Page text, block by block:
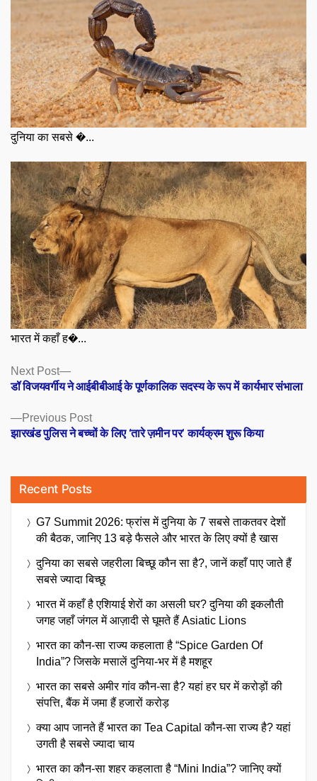
दुनिया का सबसे �...
भारत में कहाँ ह�...
Posts
navigation
Previous PostPrevious
post:
झारखंड पुलिस ने बच्चों के लिए ‘तारे ज़मीन पर’ कार्यक्रम शुरू किया
Next Post
Next
post:
डॉ विजयवर्गीय ने आईबीबीआई के पूर्णकालिक सदस्य के रूप में कार्यभार संभाला
Recent Posts
G7 Summit 2026: फ्रांस में दुनिया के 7 सबसे ताकतवर देशों
की बैठक, जानिए 13 बड़े फैसले और भारत के लिए क्यों है खास
दुनिया का सबसे जहरीला बिच्छू कौन सा है?, जानें कहाँ पाए जाते हैं
सबसे ज्यादा बिच्छू
भारत में कहाँ है एशियाई शेरों का असली घर? दुनिया की इकलौती
जगह जहाँ जंगल में आज़ादी से घूमते हैं Asiatic Lions
भारत का कौन-सा राज्य कहलाता है “Spice Garden Of
India”? जिसके मसालें दुनिया-भर में है मशहूर
भारत का सबसे अमीर गांव कौन-सा है? यहां हर घर में करोड़ों की
संपत्ति, बैंक में जमा हैं हजारों करोड़
क्या आप जानते हैं भारत का Tea Capital कौन-सा राज्य है? यहां
उगती है सबसे ज्यादा चाय
भारत का कौन-सा शहर कहलाता है “Mini India”? जानिए क्यों